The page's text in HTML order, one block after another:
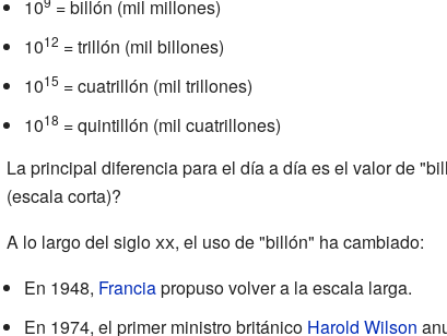
10 = billón (mil millones)
1012 = trillón (mil billones)
1015 = cuatrillón (mil trillones)
1018 = quintillón (mil cuatrillones)
La principal diferencia para el día a día es el valor de
(escala corta)?
A lo largo del sigloxx, el uso de "billón" ha cambiado:
En 1948, Franciapropuso volver a la escala larga.
En 1974, el primer ministro británico Harold Wilson